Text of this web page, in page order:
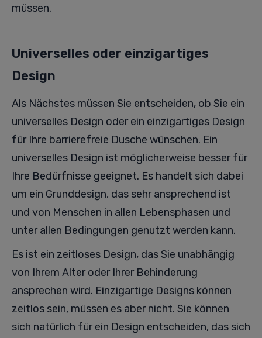
müssen.
Universelles oder einzigartiges
Design
Als Nächstes müssen Sie entscheiden, ob Sie ein
universelles Design oder ein einzigartiges Design
für Ihre barrierefreie Dusche wünschen. Ein
universelles Design ist möglicherweise besser für
Ihre Bedürfnisse geeignet. Es handelt sich dabei
um ein Grunddesign, das sehr ansprechend ist
und von Menschen in allen Lebensphasen und
unter allen Bedingungen genutzt werden kann.
Es ist ein zeitloses Design, das Sie unabhängig
von Ihrem Alter oder Ihrer Behinderung
ansprechen wird. Einzigartige Designs können
zeitlos sein, müssen es aber nicht. Sie können
sich natürlich für ein Design entscheiden, das sich